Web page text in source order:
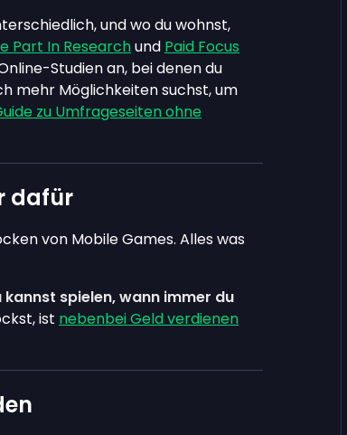
und wo du wohnst,
Part In Researchund Paid Focus
Studien an, bei denen du
mehr Möglichkeiten suchst, um
zu Umfrageseiten ohne
dafür
von Mobile Games. Alles was
kannst spielen, wann immer du
ist nebenbei Geld verdienen